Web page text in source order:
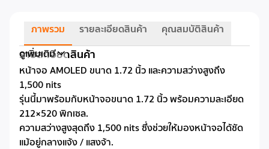
ภาพรวม รายละเอียดสินค้า คุณสมบัติสินค้า
รายละเอียดสินค้า
หน้าจอ AMOLED ขนาด 1.72 นิ้ว และความสว่างสูงถึง
1,500 nits
รุ่นนี้มาพร้อมกับหน้าจอขนาด 1.72 นิ้ว พร้อมความละเอียด
212×520 พิกเซล.
ความสว่างสูงสุดถึง 1,500 nits ซึ่งช่วยให้มองหน้าจอได้ชัด
แม้อยู่กลางแจ้ง / แสงจ้า.
ดูเพิ่มเติม